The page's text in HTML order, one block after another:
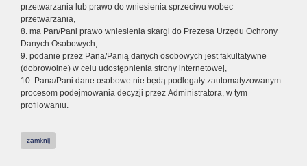
przetwarzania lub prawo do wniesienia sprzeciwu wobec
przetwarzania,
8. ma Pan/Pani prawo wniesienia skargi do Prezesa Urzędu Ochrony
Danych Osobowych,
9. podanie przez Pana/Panią danych osobowych jest fakultatywne
(dobrowolne) w celu udostępnienia strony internetowej,
10. Pana/Pani dane osobowe nie będą podlegały zautomatyzowanym
procesom podejmowania decyzji przez Administratora, w tym
profilowaniu.
zamknij